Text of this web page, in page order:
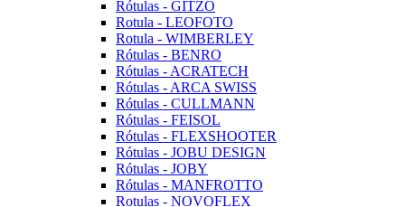
Rótulas - GITZO
Rotula - LEOFOTO
Rotula - WIMBERLEY
Rótulas - BENRO
Rótulas - ACRATECH
Rótulas - ARCA SWISS
Rótulas - CULLMANN
Rótulas - FEISOL
Rótulas - FLEXSHOOTER
Rótulas - JOBU DESIGN
Rótulas - JOBY
Rótulas - MANFROTTO
Rotulas - NOVOFLEX